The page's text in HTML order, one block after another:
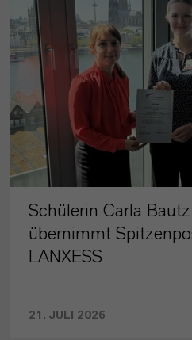
Schülerin Carla
übernimmt
LANXESS
21. JULI 2026